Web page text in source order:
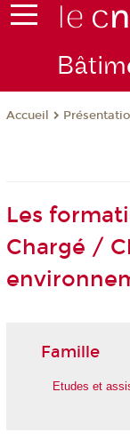
Bâtim
Accueil
Les
Chargé /
Famille
Etudes et